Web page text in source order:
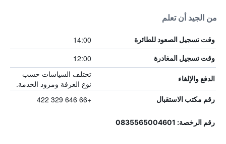
من الجيد أن تعلم
وقت تسجيل الصعود للطائرة 14:00
وقت تسجيل المغادرة 12:00
الدفع والإلغاء
تختلف السياسات حسب
نوع الغرفة ومزود الخدمة.
رقم مكتب الاستقبال +66 646 329 422
رقم الرخصة: 0835565004601